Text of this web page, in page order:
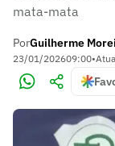
mata-mata
PorGuilherme
23/01/202609:00•